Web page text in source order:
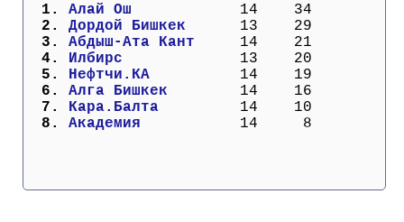
Кубок Европы (отбор)
Лига Наций
  1.
Алай Ош
  14    34
  2.
Дордой Бишкек
  13    29
  3.
Абдыш-Ата Кант
  14    21
  4.
Илбирс
  13    20
  5.
Нефтчи.КА
  14    19
  6.
Алга Бишкек
  14    16
  7.
Кара.Балта
  14    10
  8.
Академия
  14     8